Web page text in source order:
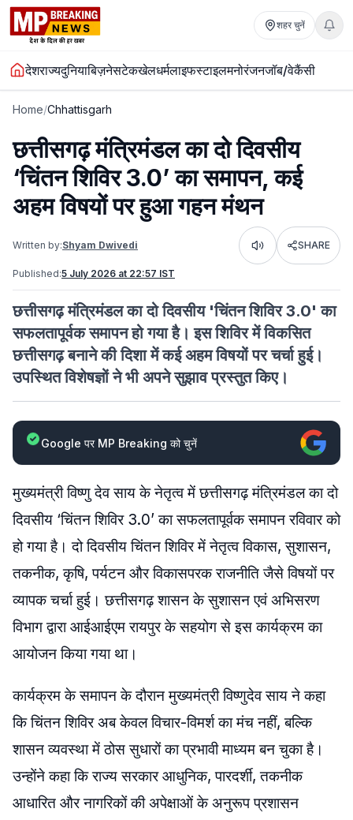
शहर चुनें
देशराज्यदुनियाबिज़नेसटेकखेलधर्मलाइफस्टाइलमनोरंजनजॉब/वेकैंसी
Home/Chhattisgarh
छत्तीसगढ़ मंत्रिमंडल का दो दिवसीय
‘चिंतन शिविर 3.0’ का समापन, कई
अहम विषयों पर हुआ गहन मंथन
Written by:Shyam Dwivedi Listen SHARE
Published:5 July 2026 at 22:57 IST
छत्तीसगढ़ मंत्रिमंडल का दो दिवसीय 'चिंतन शिविर 3.0' का
सफलतापूर्वक समापन हो गया है। इस शिविर में विकसित
छत्तीसगढ़ बनाने की दिशा में कई अहम विषयों पर चर्चा हुई।
उपस्थित विशेषज्ञों ने भी अपने सुझाव प्रस्तुत किए।
Google पर MP Breaking को चुनें
मुख्यमंत्री विष्णु देव साय के नेतृत्व में छत्तीसगढ़ मंत्रिमंडल का दो
दिवसीय ‘चिंतन शिविर 3.0’ का सफलतापूर्वक समापन रविवार को
हो गया है। दो दिवसीय चिंतन शिविर में नेतृत्व विकास, सुशासन,
तकनीक, कृषि, पर्यटन और विकासपरक राजनीति जैसे विषयों पर
व्यापक चर्चा हुई। छत्तीसगढ़ शासन के सुशासन एवं अभिसरण
विभाग द्वारा आईआईएम रायपुर के सहयोग से इस कार्यक्रम का
आयोजन किया गया था।
कार्यक्रम के समापन के दौरान मुख्यमंत्री विष्णुदेव साय ने कहा
कि चिंतन शिविर अब केवल विचार-विमर्श का मंच नहीं, बल्कि
शासन व्यवस्था में ठोस सुधारों का प्रभावी माध्यम बन चुका है।
उन्होंने कहा कि राज्य सरकार आधुनिक, पारदर्शी, तकनीक
आधारित और नागरिकों की अपेक्षाओं के अनुरूप प्रशासन